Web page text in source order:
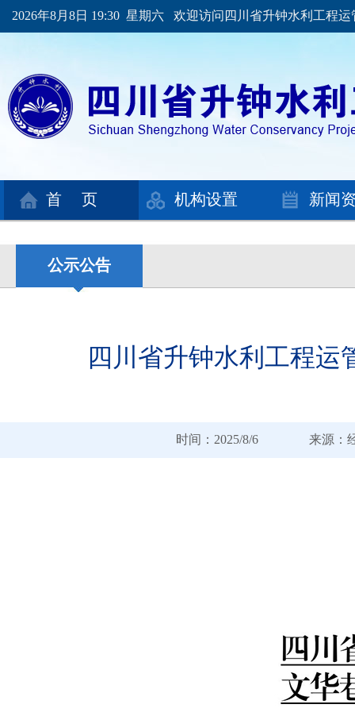
2026年8月8日 19:30 星期六 欢迎访问四川省升钟水利工程运
首 页 机构设置 新闻
公示公告
四川省升钟水利工程
时间：2025/8/6 来源